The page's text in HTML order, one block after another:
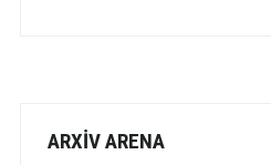
ARXİV ARENA